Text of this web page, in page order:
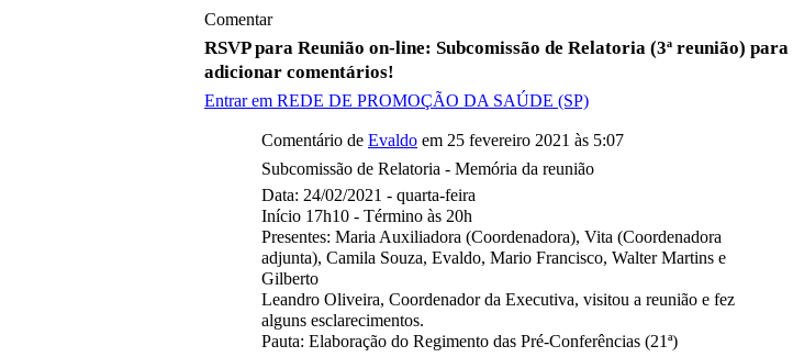
Comentar
RSVP para Reunião on-line: Subcomissão de Relatoria (3ª reunião) para
adicionar comentários!
Entrar em REDE DE PROMOÇÃO DA SAÚDE (SP)
Comentário de Evaldo em 25 fevereiro 2021 às 5:07
Subcomissão de Relatoria - Memória da reunião
Data: 24/02/2021 - quarta-feira
Início 17h10 - Término às 20h
Presentes: Maria Auxiliadora (Coordenadora), Vita (Coordenadora
adjunta), Camila Souza, Evaldo, Mario Francisco, Walter Martins e
Gilberto
Leandro Oliveira, Coordenador da Executiva, visitou a reunião e fez
alguns esclarecimentos.
Pauta: Elaboração do Regimento das Pré-Conferências (21ª)